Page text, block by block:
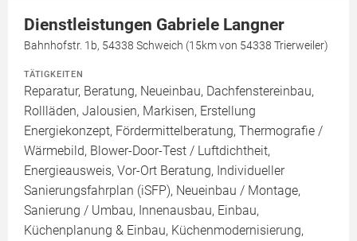
Dienstleistungen Gabriele Langner
Bahnhofstr. 1b, 54338 Schweich (15km von 54338 Trierweiler)
TÄTIGKEITEN
Reparatur, Beratung, Neueinbau, Dachfenstereinbau,
Rollläden, Jalousien, Markisen, Erstellung
Energiekonzept, Fördermittelberatung, Thermografie /
Wärmebild, Blower-Door-Test / Luftdichtheit,
Energieausweis, Vor-Ort Beratung, Individueller
Sanierungsfahrplan (iSFP), Neueinbau / Montage,
Sanierung / Umbau, Innenausbau, Einbau,
Küchenplanung & Einbau, Küchenmodernisierung,